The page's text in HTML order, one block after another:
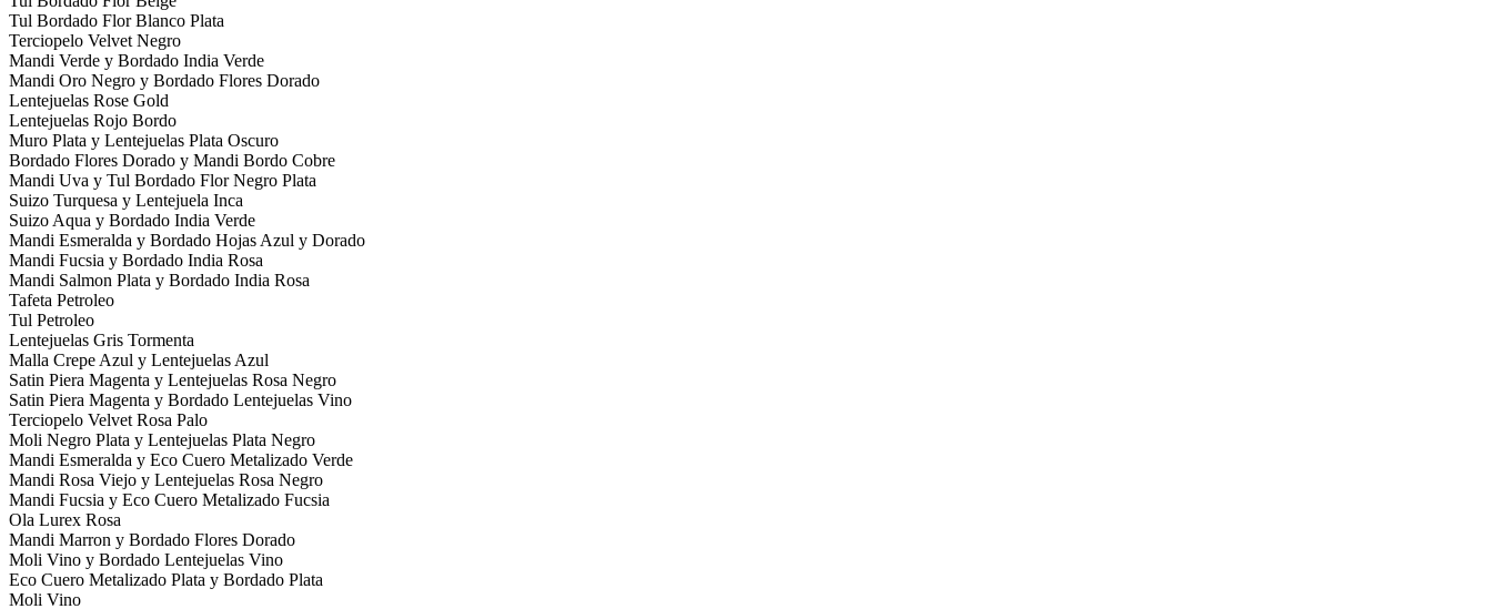
Tul Bordado Flor Blanco Plata
Terciopelo Velvet Negro
Mandi Verde y Bordado India Verde
Mandi Oro Negro y Bordado Flores Dorado
Lentejuelas Rose Gold
Lentejuelas Rojo Bordo
Muro Plata y Lentejuelas Plata Oscuro
Bordado Flores Dorado y Mandi Bordo Cobre
Mandi Uva y Tul Bordado Flor Negro Plata
Suizo Turquesa y Lentejuela Inca
Suizo Aqua y Bordado India Verde
Mandi Esmeralda y Bordado Hojas Azul y Dorado
Mandi Fucsia y Bordado India Rosa
Mandi Salmon Plata y Bordado India Rosa
Tafeta Petroleo
Tul Petroleo
Lentejuelas Gris Tormenta
Malla Crepe Azul y Lentejuelas Azul
Satin Piera Magenta y Lentejuelas Rosa Negro
Satin Piera Magenta y Bordado Lentejuelas Vino
Terciopelo Velvet Rosa Palo
Moli Negro Plata y Lentejuelas Plata Negro
Mandi Esmeralda y Eco Cuero Metalizado Verde
Mandi Rosa Viejo y Lentejuelas Rosa Negro
Mandi Fucsia y Eco Cuero Metalizado Fucsia
Ola Lurex Rosa
Mandi Marron y Bordado Flores Dorado
Moli Vino y Bordado Lentejuelas Vino
Eco Cuero Metalizado Plata y Bordado Plata
Moli Vino